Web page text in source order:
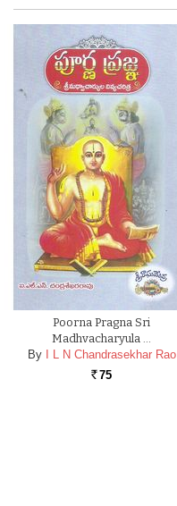
Poorna Pragna Sri
Madhvacharyula …
By
I L N Chandrasekhar Rao
Rs. 75